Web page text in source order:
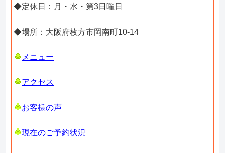
◆定休日：月・水・第3日曜日
◆場所：大阪府枚方市岡南町10-14
メニュー
アクセス
お客様の声
現在のご予約状況